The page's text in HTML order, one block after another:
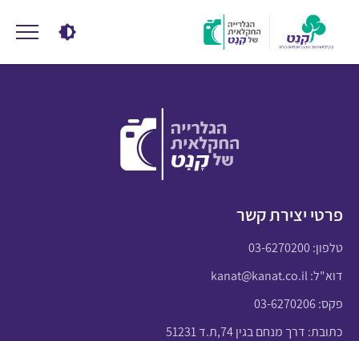
פרטי יצירת קשר
טלפון:03-6270200
דוא"ל:kanat@kanat.co.il
פקס: 03-6270206
כתובת: דרך מנחם בגין 74,ת.ד 51231